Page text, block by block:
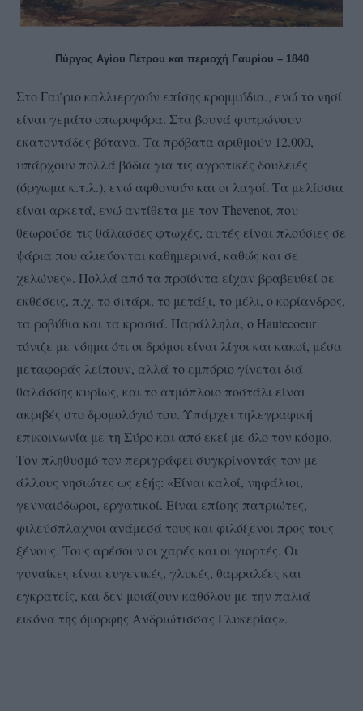
Πύργος Αγίου Πέτρου και περιοχή Γαυρίου – 1840
Στο Γαύριο καλλιεργούν επίσης κρομμύδια., ενώ το νησί
είναι γεμάτο οπωροφόρα. Στα βουνά φυτρώνουν
εκατοντάδες βότανα. Τα πρόβατα αριθμούν 12.000,
υπάρχουν πολλά βόδια για τις αγροτικές δουλειές
(όργωμα κ.τ.λ.), ενώ αφθονούν και οι λαγοί. Τα μελίσσια
είναι αρκετά, ενώ αντίθετα με τον Thevenot, που
θεωρούσε τις θάλασσες φτωχές, αυτές είναι πλούσιες σε
ψάρια που αλιεύονται καθημερινά, καθώς και σε
χελώνες». Πολλά από τα προϊόντα είχαν βραβευθεί σε
εκθέσεις, π.χ. το σιτάρι, το μετάξι, το μέλι, ο κορίανδρος,
τα ροβύθια και τα κρασιά. Παράλληλα, ο Hautecoeur
τόνιζε με νόημα ότι οι δρόμοι είναι λίγοι και κακοί, μέσα
μεταφοράς λείπουν, αλλά το εμπόριο γίνεται διά
θαλάσσης κυρίως, και το ατμόπλοιο ποστάλι είναι
ακριβές στο δρομολόγιό του. Υπάρχει τηλεγραφική
επικοινωνία με τη Σύρο και από εκεί με όλο τον κόσμο.
Τον πληθυσμό τον περιγράφει συγκρίνοντάς τον με
άλλους νησιώτες ως εξής: «Είναι καλοί, νηφάλιοι,
γενναιόδωροι, εργατικοί. Είναι επίσης πατριώτες,
φιλεύσπλαχνοι ανάμεσά τους και φιλόξενοι προς τους
ξένους. Τους αρέσουν οι χαρές και οι γιορτές. Οι
γυναίκες είναι ευγενικές, γλυκές, θαρραλέες και
εγκρατείς, και δεν μοιάζουν καθόλου με την παλιά
εικόνα της όμορφης Ανδριώτισσας Γλυκερίας».